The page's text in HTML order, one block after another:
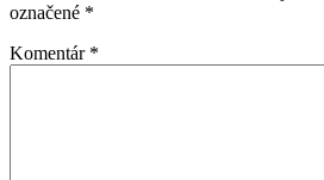
označené *
Komentár *